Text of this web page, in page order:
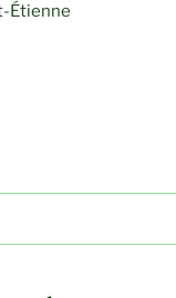
Étienne